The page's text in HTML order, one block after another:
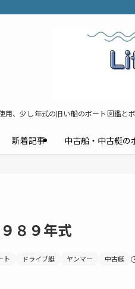
用、少し年式の旧い船のボート図鑑
新着記事 中古船・中古艇の
８９年式
ト ドライブ艇 ヤンマー 中古艇